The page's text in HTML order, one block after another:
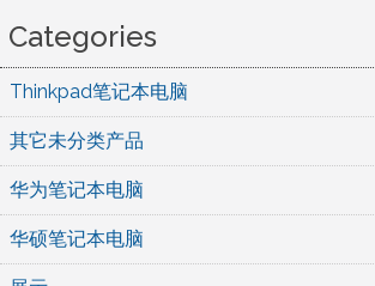
Categories
Thinkpad笔记本电脑
其它未分类产品
华为笔记本电脑
华硕笔记本电脑